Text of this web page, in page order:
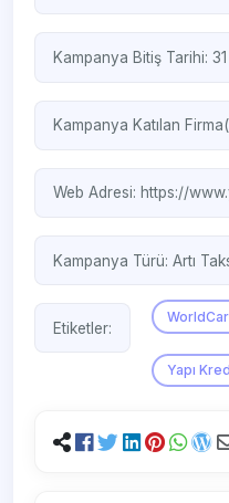
Kampanya Bitiş Tarihi:
Kampanya Katılan
Web Adresi: https://
Kampanya Türü:Artı
Etiketler:
Yapı